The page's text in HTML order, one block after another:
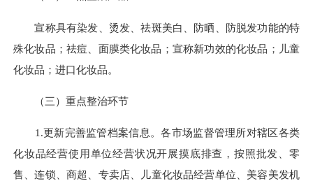
宣称具有染发、烫发、祛斑美白、防晒、防脱发功能的特
殊化妆品；祛痘、面膜类化妆品；宣称新功效的化妆品；儿童
化妆品；进口化妆品。
（三）重点整治环节
1.更新完善监管档案信息。各市场监督管理所对辖区各类
化妆品经营使用单位经营状况开展摸底排查，按照批发、零
售、连锁、商超、专卖店、儿童化妆品经营单位、美容美发机